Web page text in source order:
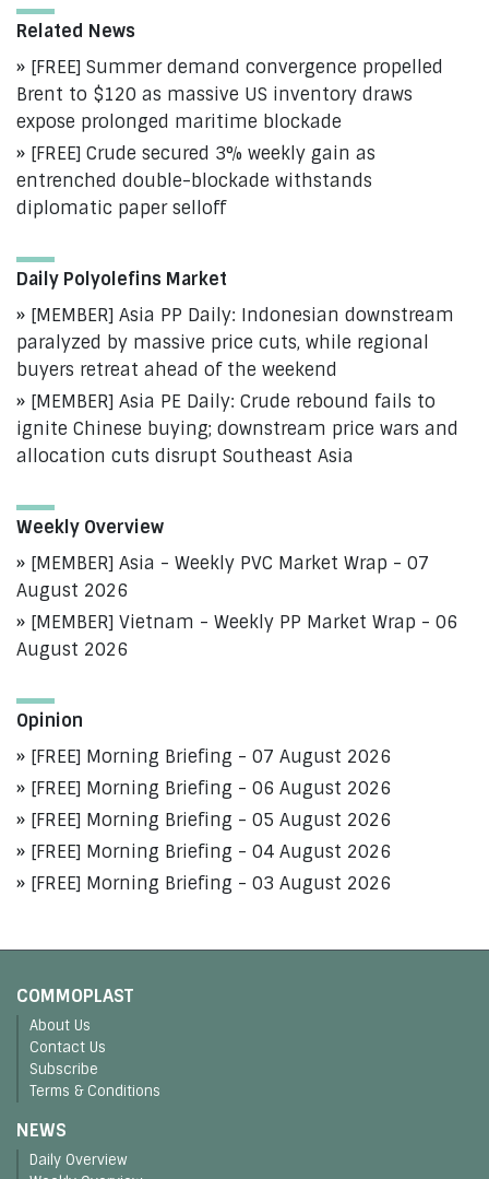
Related News
[FREE] Summer demand convergence propelled
Brent to $120 as massive US inventory draws
expose prolonged maritime blockade
[FREE] Crude secured 3% weekly gain as
entrenched double-blockade withstands
diplomatic paper selloff
Daily Polyolefins Market
[MEMBER] Asia PP Daily: Indonesian downstream
paralyzed by massive price cuts, while regional
buyers retreat ahead of the weekend
[MEMBER] Asia PE Daily: Crude rebound fails to
ignite Chinese buying; downstream price wars and
allocation cuts disrupt Southeast Asia
Weekly Overview
[MEMBER] Asia - Weekly PVC Market Wrap - 07
August 2026
[MEMBER] Vietnam - Weekly PP Market Wrap - 06
August 2026
Opinion
[FREE] Morning Briefing - 07 August 2026
[FREE] Morning Briefing - 06 August 2026
[FREE] Morning Briefing - 05 August 2026
[FREE] Morning Briefing - 04 August 2026
[FREE] Morning Briefing - 03 August 2026
COMMOPLAST
About Us
Contact Us
Subscribe
Terms & Conditions
NEWS
Daily Overview